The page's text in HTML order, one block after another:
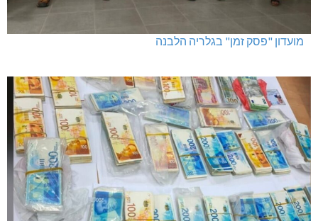
מועדון "פסק זמן" בגלריה הלבנה